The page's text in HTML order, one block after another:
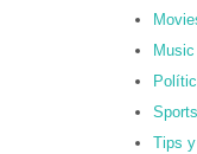
Music
Sports
Tips